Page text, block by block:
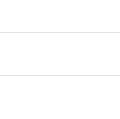
Fanszene